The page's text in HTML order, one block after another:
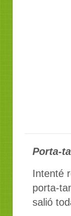
Porta-
Intenté
porta-
salió